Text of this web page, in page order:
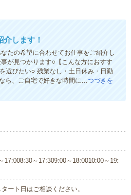
します！
たの希望に合わせてお仕事をご紹介し
が見つかります○【こんな方におすす
選びたい○ 残業なし・土日休み・日勤
ら、ご自宅で好きな時間に…つづきを
～17:309:00～18:0010:00～19:
ト日はご相談ください。